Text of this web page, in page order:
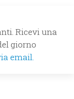
Ricevi una
giorno
email.